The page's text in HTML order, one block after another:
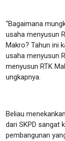
“Bagaimana
usaha menyusun
Makro? Tahun ini
usaha menyusun
menyusun RTK
ungkapnya.
Beliau
dari SKPD sangat
pembangunan